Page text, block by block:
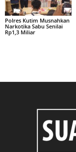
Polres Kutim Musnahkan
Narkotika Sabu Senilai
Rp1,3 Miliar